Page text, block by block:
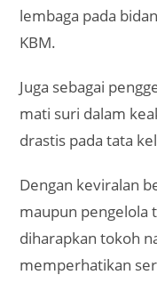
lembaga pada
KBM.
Juga sebagai
mati suri dalam
drastis pada tata
Dengan keviralan
maupun pengelola
diharapkan tokoh
memperhatikan